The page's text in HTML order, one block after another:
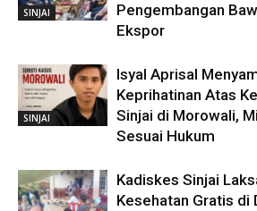
SINJAI
Pengembangan
Ekspor
SINJAI
Isyal Aprisal
Keprihatinan Atas
Sinjai di Morowali,
Sesuai Hukum
Kadiskes Sinjai
Kesehatan Gratis di